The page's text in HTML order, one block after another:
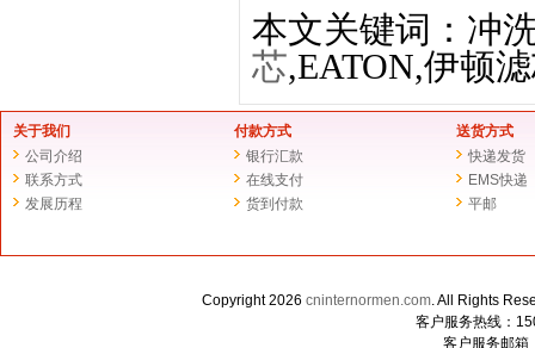
本文关键词：冲
芯,EATON,伊顿
关于我们
公司介绍
联系方式
发展历程
付款方式
银行汇款
在线支付
货到付款
送货方式
快递发货
EMS快递
平邮
Copyright 2026 cninternormen.com. All Rights
客户服务热线：
客户服务邮箱